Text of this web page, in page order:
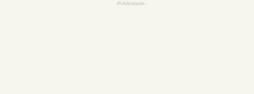
-Publicidade-